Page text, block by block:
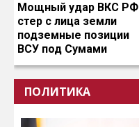
Мощный удар ВКС РФ
стер с лица земли
подземные позиции
ВСУ под Сумами
ПОЛИТИКА